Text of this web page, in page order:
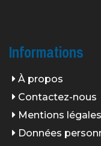
Informations
À propos
Contactez-nous
Mentions légales
Données